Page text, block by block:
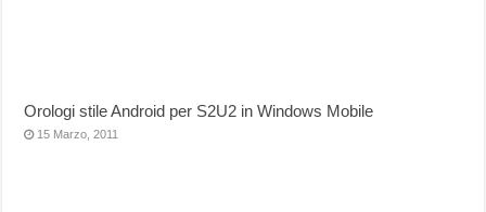
Orologi stile Android per S2U2 in Windows Mobile
15 Marzo, 2011